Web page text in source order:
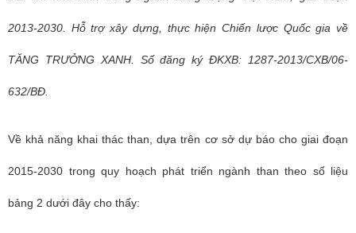
2013-2030. Hỗ trợ xây dựng, thực hiện Chiến lược Quốc gia về
TĂNG TRƯỞNG XANH. Số đăng ký ĐKXB: 1287-2013/CXB/06-
632/BĐ.
Về khả năng khai thác than, dựa trên cơ sở dự báo cho giai đoạn
2015-2030 trong quy hoạch phát triển ngành than theo số liệu
bảng 2 dưới đây cho thấy: